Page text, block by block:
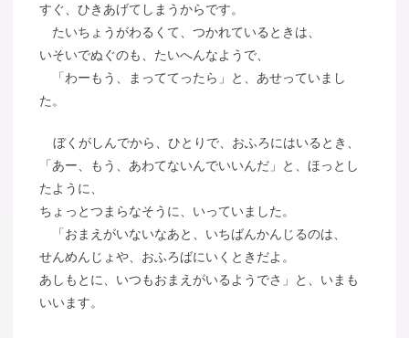
すぐ、ひきあげてしまうからです。
たいちょうがわるくて、つかれているときは、
いそいでぬぐのも、たいへんなようで、
「わーもう、まっててったら」と、あせっていまし
た。
ぼくがしんでから、ひとりで、おふろにはいるとき、
「あー、もう、あわてないんでいいんだ」と、ほっとし
たように、
ちょっとつまらなそうに、いっていました。
「おまえがいないなあと、いちばんかんじるのは、
せんめんじょや、おふろばにいくときだよ。
あしもとに、いつもおまえがいるようでさ」と、いまも
いいます。